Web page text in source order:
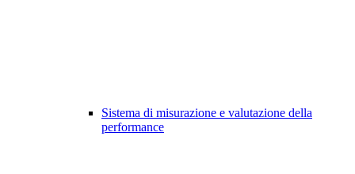
Sistema di misurazione e valutazione della
performance